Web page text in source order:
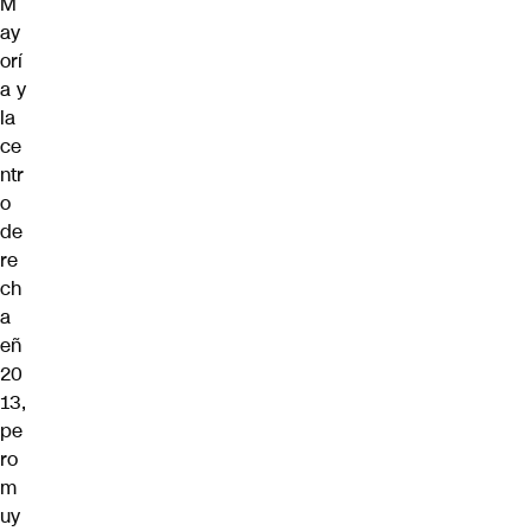
ay
orí
a y
la
ce
ntr
o
de
re
ch
a
eñ
20
13,
pe
ro
m
uy